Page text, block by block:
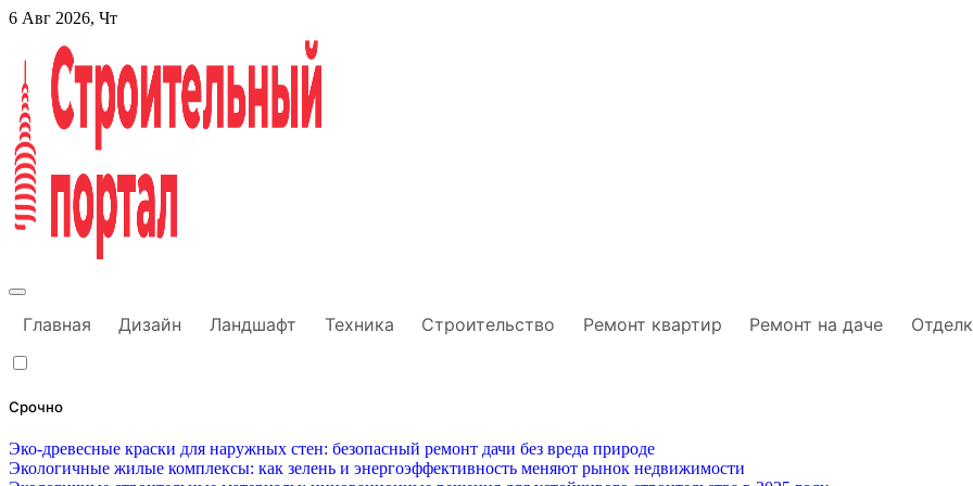
Перейти
содержанию
6 Авг 2026, Чт
Главная Дизайн Ландшафт Техника Строительство Ремонт квартир Ремонт на даче
Срочно
Эко-древесные краски для наружных стен: безопасный ремонт дачи без вреда природе
Экологичные жилые комплексы: как зелень и энергоэффективность меняют рынок недвижимости